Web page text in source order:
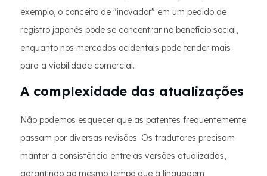
exemplo, o conceito de "inovador" em um pedido de
registro japonês pode se concentrar no benefício social,
enquanto nos mercados ocidentais pode tender mais
para a viabilidade comercial.
A complexidade das atualizações
Não podemos esquecer que as patentes frequentemente
passam por diversas revisões. Os tradutores precisam
manter a consistência entre as versões atualizadas,
garantindo ao mesmo tempo que a linguagem